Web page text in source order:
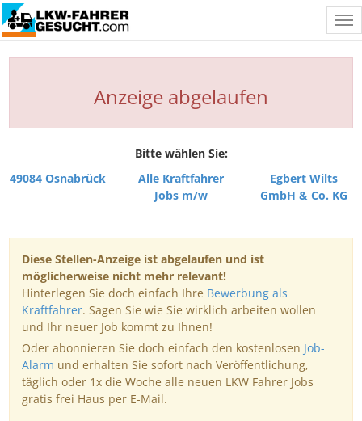
Anzeige abgelaufen
Bitte wählen Sie:
49084 Osnabrück
Alle Kraftfahrer
Jobs m/w
Egbert Wilts
GmbH & Co. KG
Diese Stellen-Anzeige ist abgelaufen und ist
möglicherweise nicht mehr relevant!
Hinterlegen Sie doch einfach Ihre Bewerbung als
Kraftfahrer. Sagen Sie wie Sie wirklich arbeiten wollen
und Ihr neuer Job kommt zu Ihnen!
Oder abonnieren Sie doch einfach den kostenlosen Job-
Alarm und erhalten Sie sofort nach Veröffentlichung,
täglich oder 1x die Woche alle neuen LKW Fahrer Jobs
gratis frei Haus per E-Mail.